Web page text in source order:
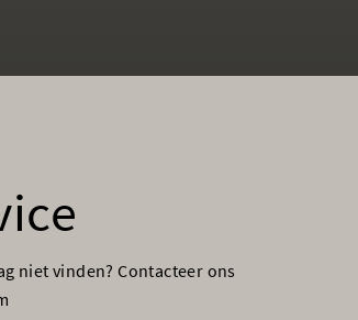
niet vinden? Contacteer ons